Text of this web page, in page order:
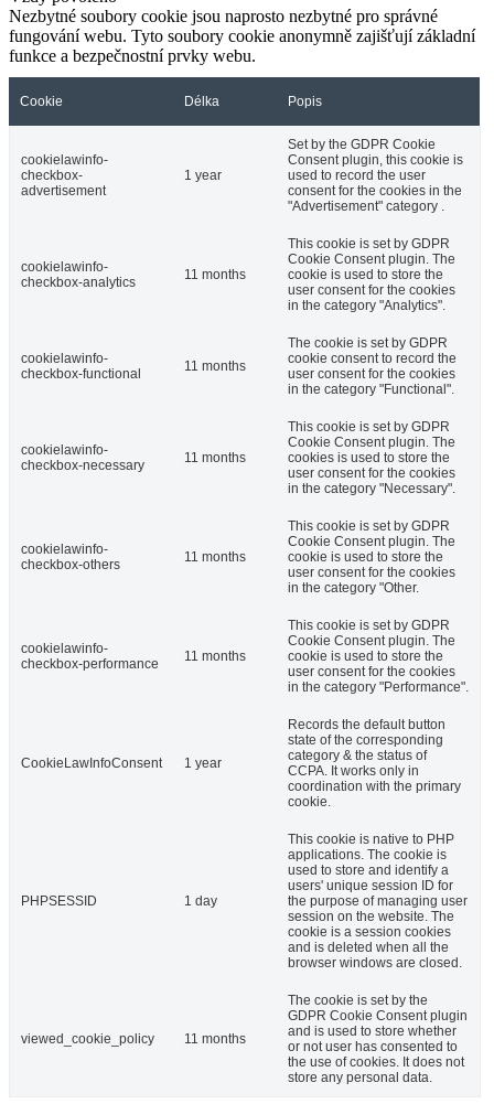
Nezbytné soubory cookie jsou naprosto nezbytné pro správné
fungování webu. Tyto soubory cookie anonymně zajišťují základní
funkce a bezpečnostní prvky webu.
Cookie Délka Popis
cookielawinfo-
checkbox-
advertisement
1 year
Set by the GDPR Cookie
Consent plugin, this cookie is
used to record the user
consent for the cookies in the
"Advertisement" category .
cookielawinfo-
checkbox-analytics
11 months
This cookie is set by GDPR
Cookie Consent plugin. The
cookie is used to store the
user consent for the cookies
in the category "Analytics".
cookielawinfo-
checkbox-functional
11 months
The cookie is set by GDPR
cookie consent to record the
user consent for the cookies
in the category "Functional".
cookielawinfo-
checkbox-necessary
11 months
This cookie is set by GDPR
Cookie Consent plugin. The
cookies is used to store the
user consent for the cookies
in the category "Necessary".
cookielawinfo-
checkbox-others
11 months
This cookie is set by GDPR
Cookie Consent plugin. The
cookie is used to store the
user consent for the cookies
in the category "Other.
cookielawinfo-
checkbox-performance
11 months
This cookie is set by GDPR
Cookie Consent plugin. The
cookie is used to store the
user consent for the cookies
in the category "Performance".
CookieLawInfoConsent 1 year
Records the default button
state of the corresponding
category & the status of
CCPA. It works only in
coordination with the primary
cookie.
PHPSESSID 1 day
This cookie is native to PHP
applications. The cookie is
used to store and identify a
users' unique session ID for
the purpose of managing user
session on the website. The
cookie is a session cookies
and is deleted when all the
browser windows are closed.
viewed_cookie_policy 11 months
The cookie is set by the
GDPR Cookie Consent plugin
and is used to store whether
or not user has consented to
the use of cookies. It does not
store any personal data.